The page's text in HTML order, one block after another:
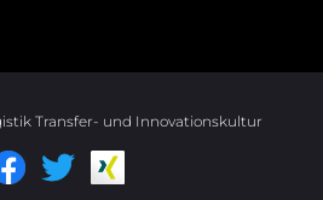
Transfer- und Innovationskultur